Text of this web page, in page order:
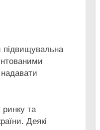
підвищувальна
та
Деякі